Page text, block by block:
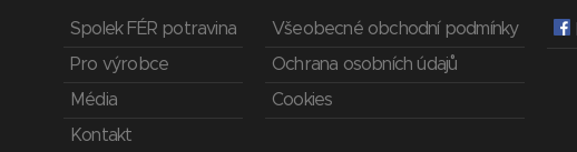
Spolek FÉR potravina
Pro výrobce
Média
Kontakt
Všeobecné obchodní podmínky
Ochrana osobních údajů
Cookies